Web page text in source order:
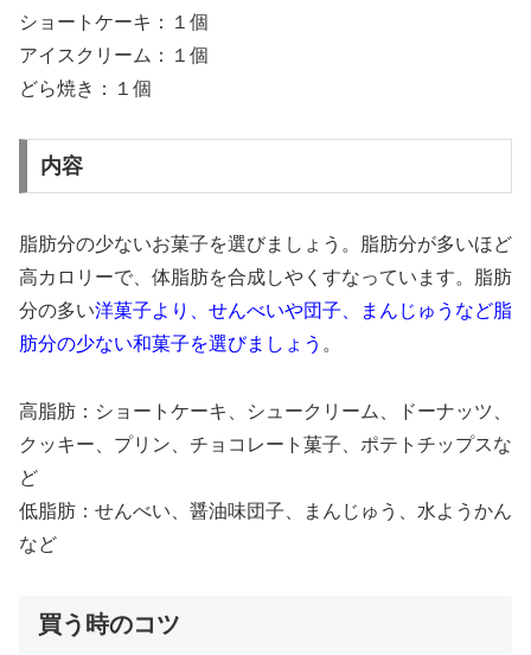
ショートケーキ：１個
アイスクリーム：１個
どら焼き：１個
内容
脂肪分の少ないお菓子を選びましょう。脂肪分が多いほど
高カロリーで、体脂肪を合成しやくすなっています。脂肪
分の多い洋菓子より、せんべいや団子、まんじゅうなど脂
肪分の少ない和菓子を選びましょう 。
高脂肪：ショートケーキ、シュークリーム、ドーナッツ、
クッキー、プリン、チョコレート菓子、ポテトチップスな
ど
低脂肪：せんべい、醤油味団子、まんじゅう、水ようかん
など
買う時のコツ